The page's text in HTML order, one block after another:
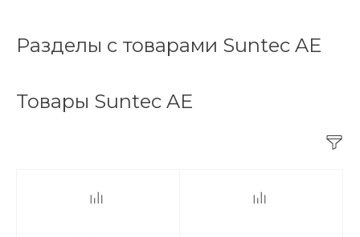
Разделы с товарами Suntec AE
Товары Suntec AE